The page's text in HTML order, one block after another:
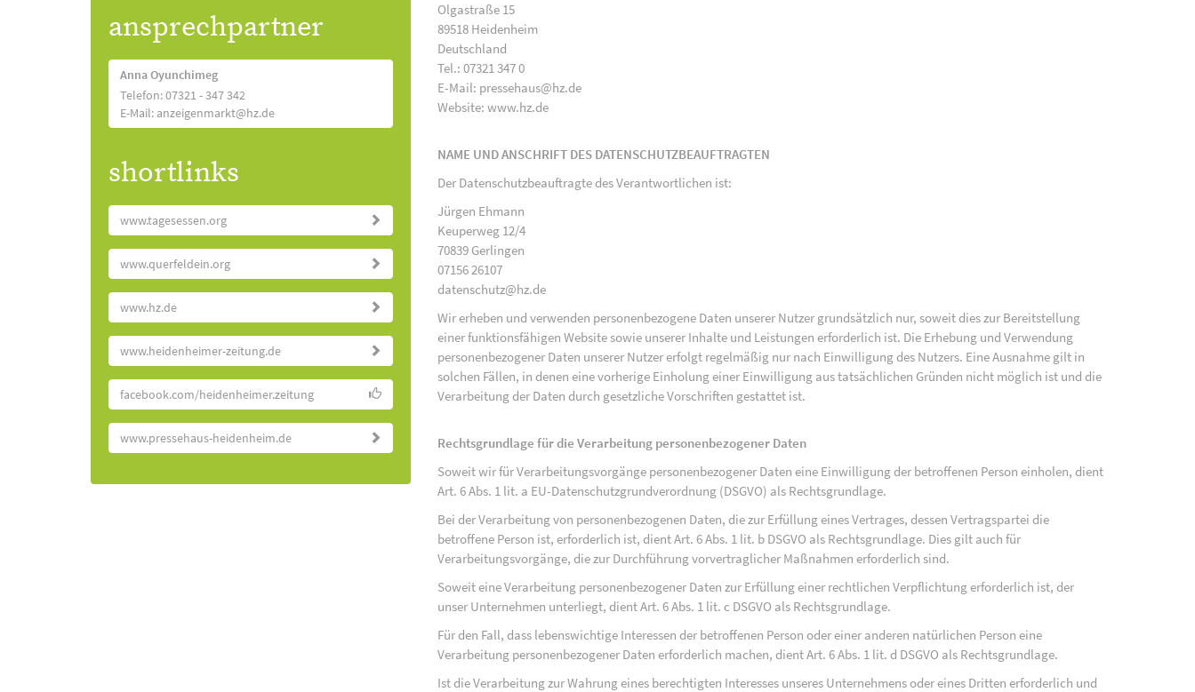
ansprechpartner
Anna Oyunchimeg
Telefon: 07321 - 347 342
E-Mail: anzeigenmarkt@hz.de
shortlinks
www.tagesessen.org
www.querfeldein.org
www.hz.de
www.heidenheimer-zeitung.de
facebook.com/heidenheimer.zeitung
www.pressehaus-heidenheim.de
Olgastraße 15
89518 Heidenheim
Deutschland
Tel.: 07321 347 0
E-Mail: pressehaus@hz.de
Website: www.hz.de
NAME UND ANSCHRIFT DES DATENSCHUTZBEAUFTRAGTEN
Der Datenschutzbeauftragte des Verantwortlichen ist:
Jürgen Ehmann
Keuperweg 12/4
70839 Gerlingen
07156 26107
datenschutz@hz.de
Wir erheben und verwenden personenbezogene Daten unserer Nutzer grundsätzlich nur, soweit dies zur Bereitstellung
einer funktionsfähigen Website sowie unserer Inhalte und Leistungen erforderlich ist. Die Erhebung und Verwendung
personenbezogener Daten unserer Nutzer erfolgt regelmäßig nur nach Einwilligung des Nutzers. Eine Ausnahme gilt in
solchen Fällen, in denen eine vorherige Einholung einer Einwilligung aus tatsächlichen Gründen nicht möglich ist und die
Verarbeitung der Daten durch gesetzliche Vorschriften gestattet ist.
Rechtsgrundlage für die Verarbeitung personenbezogener Daten
Soweit wir für Verarbeitungsvorgänge personenbezogener Daten eine Einwilligung der betroffenen Person einholen, dient
Art. 6 Abs. 1 lit. a EU-Datenschutzgrundverordnung (DSGVO) als Rechtsgrundlage.
Bei der Verarbeitung von personenbezogenen Daten, die zur Erfüllung eines Vertrages, dessen Vertragspartei die
betroffene Person ist, erforderlich ist, dient Art. 6 Abs. 1 lit. b DSGVO als Rechtsgrundlage. Dies gilt auch für
Verarbeitungsvorgänge, die zur Durchführung vorvertraglicher Maßnahmen erforderlich sind.
Soweit eine Verarbeitung personenbezogener Daten zur Erfüllung einer rechtlichen Verpflichtung erforderlich ist, der
unser Unternehmen unterliegt, dient Art. 6 Abs. 1 lit. c DSGVO als Rechtsgrundlage.
Für den Fall, dass lebenswichtige Interessen der betroffenen Person oder einer anderen natürlichen Person eine
Verarbeitung personenbezogener Daten erforderlich machen, dient Art. 6 Abs. 1 lit. d DSGVO als Rechtsgrundlage.
Ist die Verarbeitung zur Wahrung eines berechtigten Interesses unseres Unternehmens oder eines Dritten erforderlich und